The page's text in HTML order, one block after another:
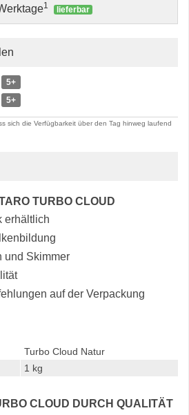
1 lieferbar
5+
5+
sich die Verfügbarkeit über den Tag hinweg laufend
TURBO CLOUD
erhältlich
und Skimmer
auf der Verpackung
Turbo Cloud Natur
1 kg
CLOUD DURCH QUALITÄT